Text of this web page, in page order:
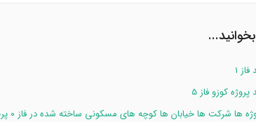
۱
کوزو فاز 5
ها شرکت ها خیابان ها کوچه های مسکونی ساخته شده در فاز ۰ پرند